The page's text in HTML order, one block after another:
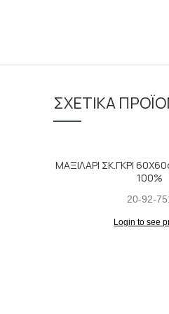
ΣΧΕΤΙΚΆ
ΜΑΞΙΛΑΡΙ ΣΚ.ΓΚΡΙ
100%
20-92-
Login to see